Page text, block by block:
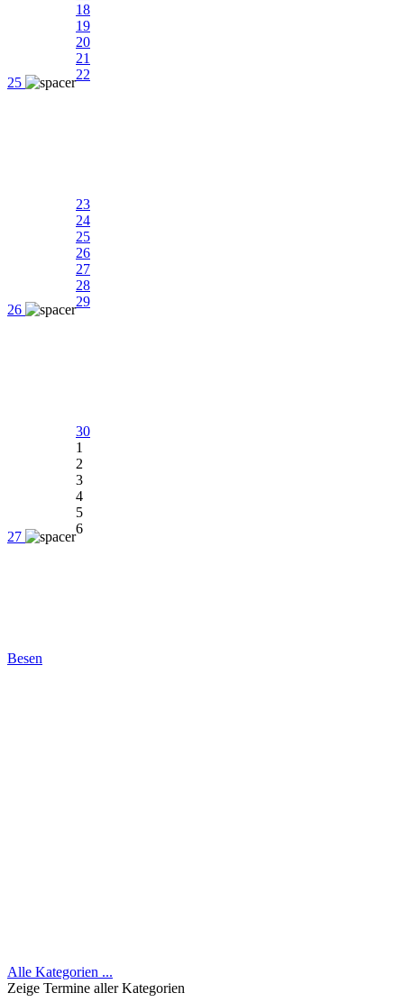
25
18
19
20
21
22
26
23
24
25
26
27
28
29
27
30
1
2
3
4
5
6
Besen
Alle Kategorien ...
Zeige Termine aller Kategorien